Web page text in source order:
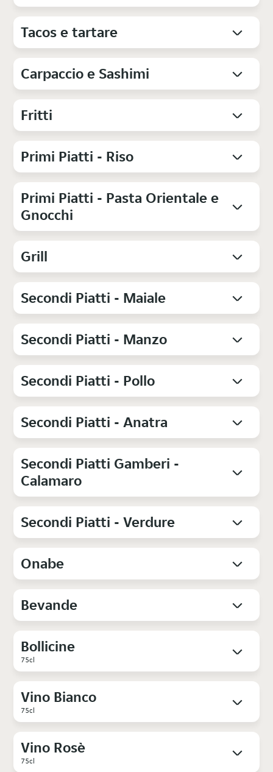
Tacos e tartare
Carpaccio e Sashimi
Fritti
Primi Piatti - Riso
Primi Piatti - Pasta Orientale e
Gnocchi
Grill
Secondi Piatti - Maiale
Secondi Piatti - Manzo
Secondi Piatti - Pollo
Secondi Piatti - Anatra
Secondi Piatti Gamberi -
Calamaro
Secondi Piatti - Verdure
Onabe
Bevande
Bollicine
75cl
Vino Bianco
75cl
Vino Rosè
75cl